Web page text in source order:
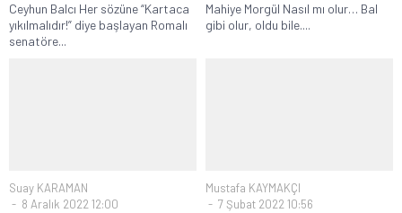
Ceyhun Balcı Her sözüne “Kartaca
yıkılmalıdır!” diye başlayan Romalı
senatöre...
Mahiye Morgül Nasıl mı olur… Bal
gibi olur, oldu bile....
Suay KARAMAN
8 Aralık 2022 12:00
Mustafa KAYMAKÇI
7 Şubat 2022 10:56